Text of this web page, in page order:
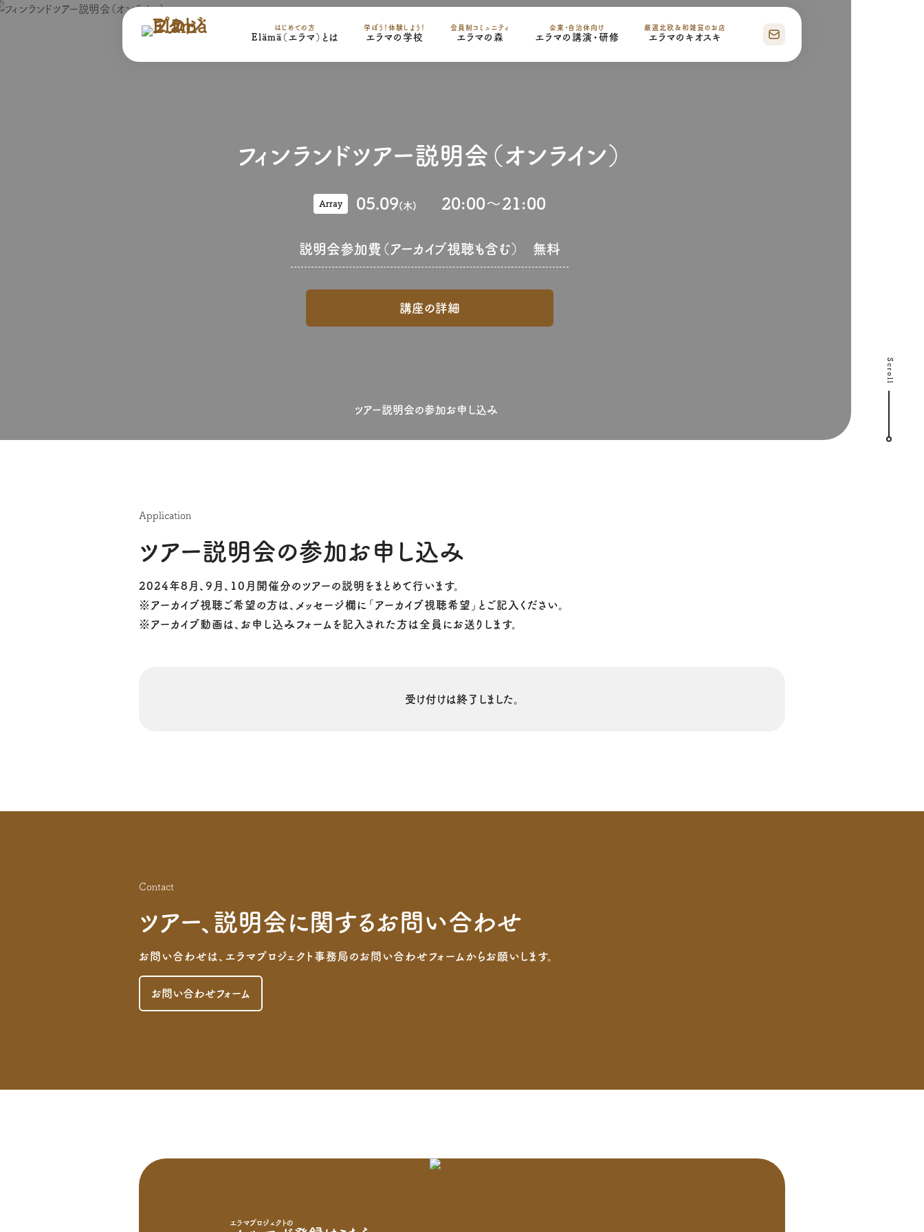
はじめての方
Elämä（エラマ）とは
学ぼう！体験しよう！
エラマの学校
会員制コミュニティ
エラマの森
企業・自治体向け
エラマの講演・研修
厳選北欧＆和雑貨のお店
エラマのキオスキ
フィンランドツアー説明会（オンライン）
Array 05.09(木) 20:00〜21:00
説明会参加費（アーカイブ視聴も含む） 無料
講座の詳細
ツアー説明会の参加お申し込み
Application
ツアー説明会の参加お申し込み
2024年8月、9月、10月開催分のツアーの説明をまとめて行います。
※アーカイブ視聴ご希望の方は、メッセージ欄に「アーカイブ視聴希望」とご記入ください。
※アーカイブ動画は、お申し込みフォームを記入された方は全員にお送りします。
受け付けは終了しました。
Contact
ツアー、説明会に関するお問い合わせ
お問い合わせは、エラマプロジェクト事務局のお問い合わせフォームからお願いします。
お問い合わせフォーム
エラマプロジェクトの